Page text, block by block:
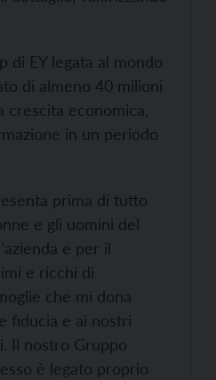
di EY legata al mondo
di almeno 40 milioni
economica,
in un periodo
prima di tutto
e gli uomini del
e per il
e ricchi di
che mi dona
fiducia e ai nostri
Il nostro Gruppo
è legato proprio